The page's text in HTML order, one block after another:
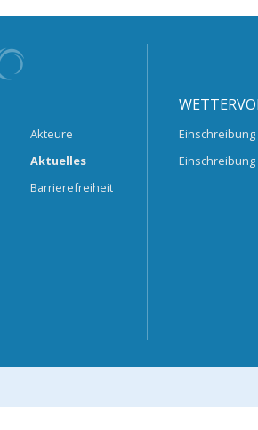
Akteure
Aktuelles
Barrierefreiheit